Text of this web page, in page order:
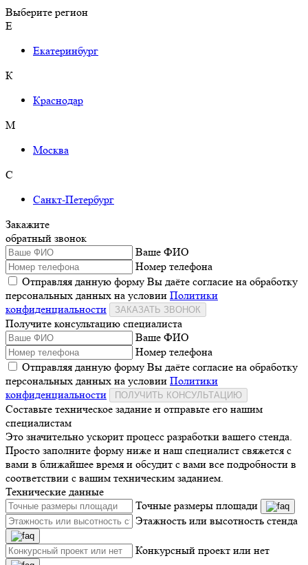
Выберите регион
Е
Екатеринбург
К
Краснодар
М
Москва
С
Санкт-Петербург
Закажите
обратный звонок
Ваше ФИО
Номер телефона
Отправляя данную форму Вы даёте согласие на обработку
персональных данных на условии Политики
конфиденциальности
ЗАКАЗАТЬ ЗВОНОК
Получите консультацию специалиста
Ваше ФИО
Номер телефона
Отправляя данную форму Вы даёте согласие на обработку
персональных данных на условии Политики
конфиденциальности
ПОЛУЧИТЬ КОНСУЛЬТАЦИЮ
Составьте техническое задание и отправьте его нашим
специалистам
Это значительно ускорит процесс разработки вашего стенда.
Просто заполните форму ниже и наш специалист свяжется с
вами в ближайшее время и обсудит с вами все подробности в
соответствии с вашим техническим заданием.
Технические данные
Точные размеры площади
Этажность или высотность стенда
Конкурсный проект или нет